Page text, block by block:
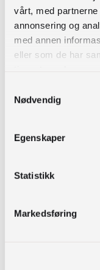
vårt, med
annonsering og
med annen
eller som de har
Nødvendig
Egenskaper
Statistikk
Markedsføring
Skjermbilde fra
Skjermbilde fra